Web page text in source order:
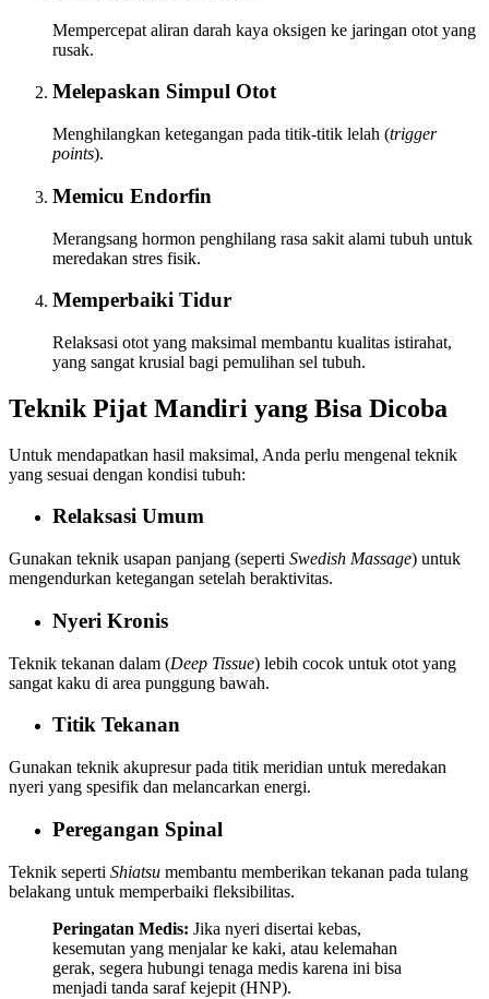
Mempercepat aliran darah kaya oksigen ke jaringan otot yang
rusak.
Melepaskan Simpul Otot
Menghilangkan ketegangan pada titik-titik lelah (trigger
points).
Memicu Endorfin
Merangsang hormon penghilang rasa sakit alami tubuh untuk
meredakan stres fisik.
Memperbaiki Tidur
Relaksasi otot yang maksimal membantu kualitas istirahat,
yang sangat krusial bagi pemulihan sel tubuh.
Teknik Pijat Mandiri yang Bisa Dicoba
Untuk mendapatkan hasil maksimal, Anda perlu mengenal teknik
yang sesuai dengan kondisi tubuh:
Relaksasi Umum
Gunakan teknik usapan panjang (seperti Swedish Massage) untuk
mengendurkan ketegangan setelah beraktivitas.
Nyeri Kronis
Teknik tekanan dalam (Deep Tissue) lebih cocok untuk otot yang
sangat kaku di area punggung bawah.
Titik Tekanan
Gunakan teknik akupresur pada titik meridian untuk meredakan
nyeri yang spesifik dan melancarkan energi.
Peregangan Spinal
Teknik seperti Shiatsu membantu memberikan tekanan pada tulang
belakang untuk memperbaiki fleksibilitas.
Peringatan Medis: Jika nyeri disertai kebas,
kesemutan yang menjalar ke kaki, atau kelemahan
gerak, segera hubungi tenaga medis karena ini bisa
menjadi tanda saraf kejepit (HNP).